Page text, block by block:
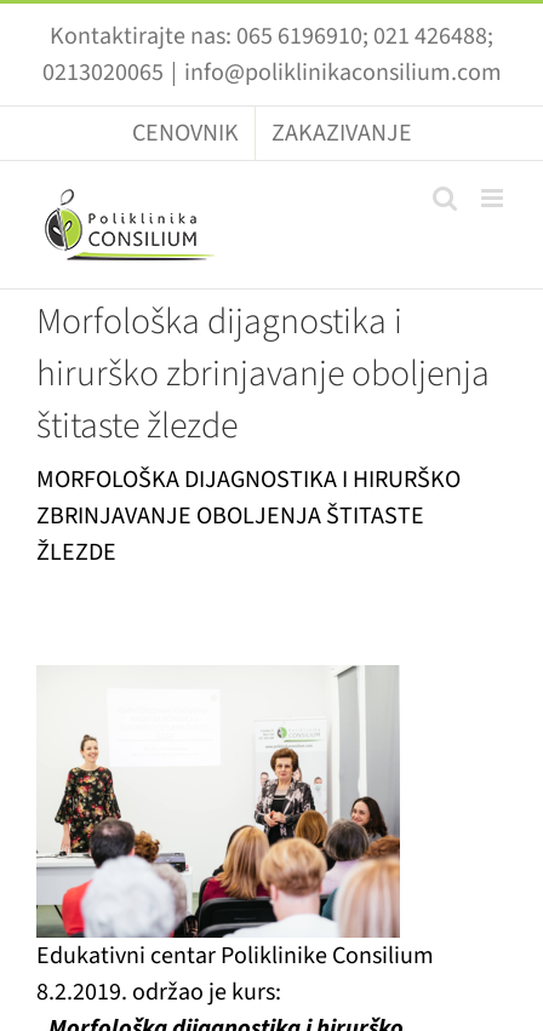
content
Kontaktirajte nas: 065 6196910; 021 426488;
0213020065 | info@poliklinikaconsilium.com
CENOVNIK
ZAKAZIVANJE
Morfološka dijagnostika i
hirurško zbrinjavanje oboljenja
štitaste žlezde
MORFOLOŠKA DIJAGNOSTIKA I HIRURŠKO
ZBRINJAVANJE OBOLJENJA ŠTITASTE
ŽLEZDE
Edukativni centar Poliklinike Consilium
8.2.2019. održao je kurs: